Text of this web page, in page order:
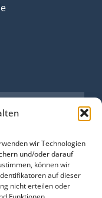
wir Technologien
und/oder darauf
können wir
auf dieser
nicht erteilen oder